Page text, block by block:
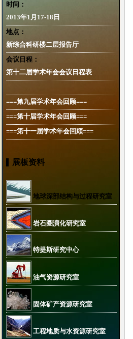
时间：
2013年1月17-18日
地点：
新综合科研楼二层报告厅
会议日程：
第十二届学术年会会议日程表
===第九届学术年会回顾===
===第十届学术年会回顾===
===第十一届学术年会回顾===
展板资料
地球深部结构与过程研究室
岩石圈演化研究室
特提斯研究中心
油气资源研究室
固体矿产资源研究室
工程地质与水资源研究室